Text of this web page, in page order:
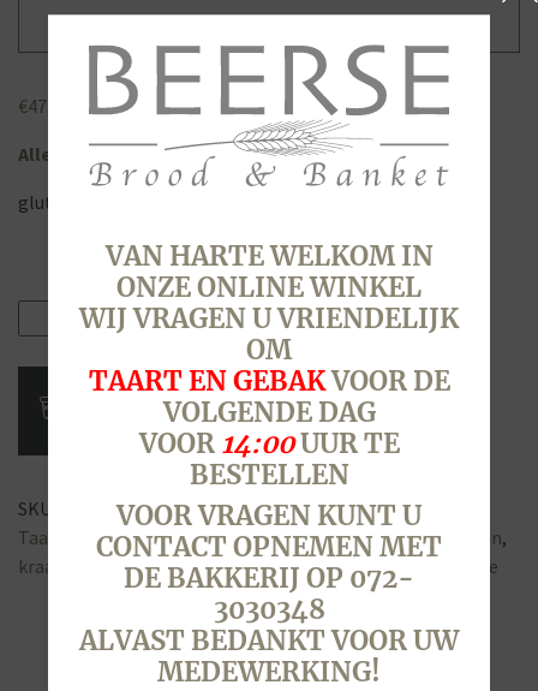
€47,80
Allergenen
gluten, ei, lactose, noten (amandelen), soja
Geboortetaart
jongen,
16
personen
SKU: Categorieën:Geboortetaart & Gendertaart
Taarten
Tags:blauw, boy, feest,geboorte,geboren, jongen,
kraamfeest
marsepein,naam,taart,tekst,toys traktatie
VAN HARTE WELKOM IN
ONZE ONLINE WINKEL
WIJ VRAGEN U VRIENDELIJK
OM
TAART EN GEBAKVOOR DE
VOLGENDE DAG
VOOR 14:00UUR TE
BESTELLEN
VOOR VRAGEN KUNT U
CONTACT OPNEMEN MET
DE BAKKERIJ OP 072-
3030348
ALVAST BEDANKT VOOR UW
MEDEWERKING!